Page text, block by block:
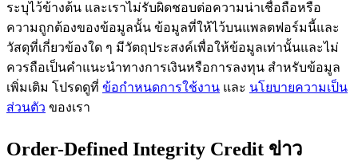
พาวเวอร์พิกกี้
ระบุไว้ข้างต้น และเราไม่รับผิดชอบต่อความน่าเชื่อถือหรือ
ความถูกต้องของข้อมูลนั้น ข้อมูลที่ให้ไว้บนแพลตฟอร์มนี้และ
วัสดุที่เกี่ยวข้องใด ๆ มีวัตถุประสงค์เพื่อให้ข้อมูลเท่านั้นและไม่
ควรถือเป็นคำแนะนำทางการเงินหรือการลงทุน สำหรับข้อมูล
เพิ่มเติม โปรดดูที่ ข้อกำหนดการใช้งาน และ นโยบายความเป็น
ส่วนตัว ของเรา
Order-Defined Integrity Credit ข่าว